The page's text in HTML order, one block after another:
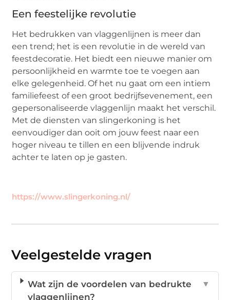
Een feestelijke revolutie
Het bedrukken van vlaggenlijnen is meer dan
een trend; het is een revolutie in de wereld van
feestdecoratie. Het biedt een nieuwe manier om
persoonlijkheid en warmte toe te voegen aan
elke gelegenheid. Of het nu gaat om een intiem
familiefeest of een groot bedrijfsevenement, een
gepersonaliseerde vlaggenlijn maakt het verschil.
Met de diensten van slingerkoning is het
eenvoudiger dan ooit om jouw feest naar een
hoger niveau te tillen en een blijvende indruk
achter te laten op je gasten.
https://www.slingerkoning.nl/
Veelgestelde vragen
Wat zijn de voordelen van bedrukte
vlaggenlijnen?
▼